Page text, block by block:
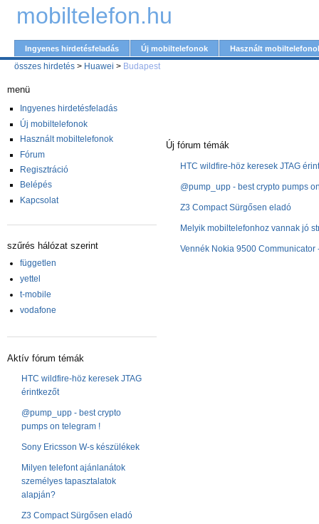
mobiltelefon.hu
Ingyenes hirdetésfeladás Új mobiltelefonok Használt
összes hirdetés > Huawei > Budapest
menü
Ingyenes hirdetésfeladás
Új mobiltelefonok
Használt mobiltelefonok
Fórum
Regisztráció
Belépés
Kapcsolat
szűrés hálózat szerint
független
yettel
t-mobile
vodafone
Aktív fórum témák
HTC wildfire-höz keresek JTAG
érintkezőt
@pump_upp - best crypto
pumps on telegram !
Sony Ericsson W-s készülékek
Milyen telefont ajánlanátok
személyes tapasztalatok
alapján?
Z3 Compact Sürgősen eladó
Új fórum témák
HTC wildfire-höz keresek JTAG
@pump_upp - best crypto pumps
Z3 Compact Sürgősen eladó
Melyik mobiltelefonhoz vannak jó
Vennék Nokia 9500 Communicator